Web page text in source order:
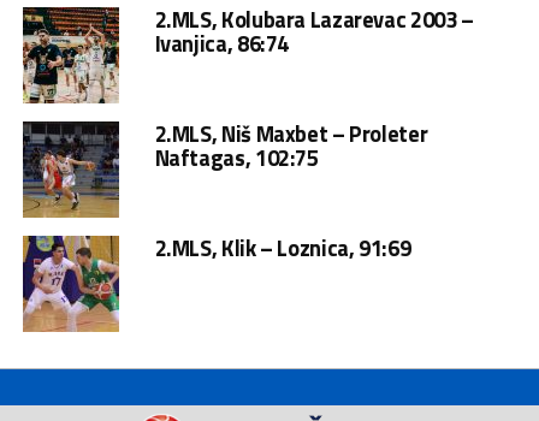
2.MLS, Kolubara Lazarevac 2003 –
Ivanjica, 86:74
2.MLS, Niš Maxbet – Proleter
Naftagas, 102:75
2.MLS, Klik – Loznica, 91:69